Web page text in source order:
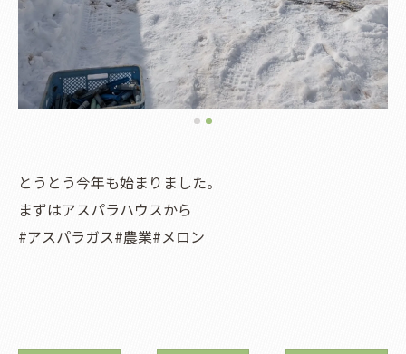
とうとう今年も始まりました。
まずはアスパラハウスから
#アスパラガス#農業#メロン